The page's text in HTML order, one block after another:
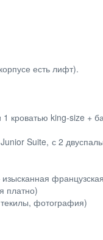
есть лифт).
кроватью king-size +
Suite, с 2
платно)
фотография)